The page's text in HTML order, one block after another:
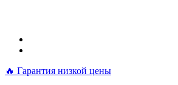
🔥 Гарантия низкой цены